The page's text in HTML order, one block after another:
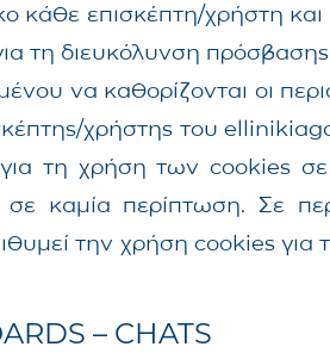
κάθε επισκέπτη/χρήστη
τη διευκόλυνση
να καθορίζονται οι
χρήστης του
τη χρήση των cookies σε
σε καμία περίπτωση. Σε
την χρήση cookies για
– CHATS